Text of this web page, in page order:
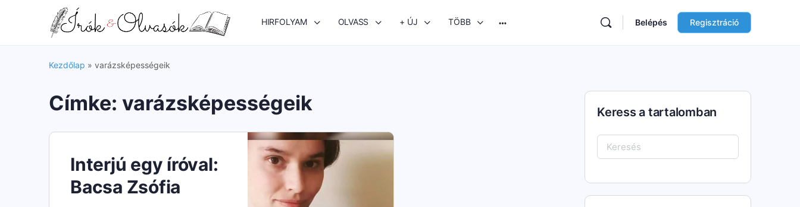
HIRFOLYAM OLVASS + ÚJ TÖBB Belépés Regisztráció
Kezdőlap » varázsképességeik
Címke: varázsképességeik
Interjú egy íróval:
Bacsa Zsófia
Keress a tartalomban
Keresés: